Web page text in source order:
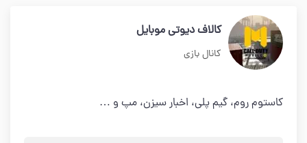
کالاف دیوتی موبایل
کانال بازی
کاستوم روم، گیم پلی، اخبار سیزن، مپ و …